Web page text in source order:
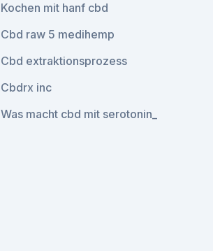
Kochen mit hanf cbd
Cbd raw 5 medihemp
Cbd extraktionsprozess
Cbdrx inc
Was macht cbd mit serotonin_